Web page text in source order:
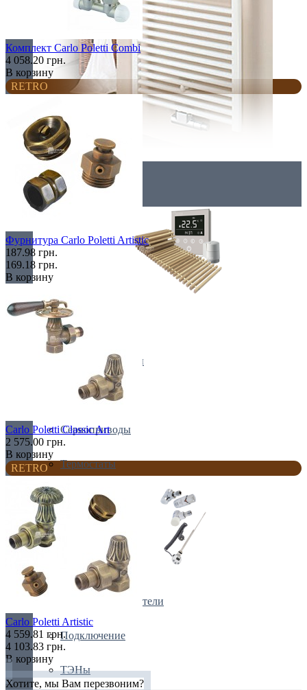
Комплектация
Блок питания
Краны и клапаны
Решетки
Сервоприводы
Термостаты
Все для полотенчиков
Вешалки и держатели
Подключение
ТЭНы
Комплект Carlo Poletti Combi
4 058.20 грн.
В корзину
RETRO
Фурнитура Carlo Poletti Artistic
187.98 грн.
169.18 грн.
В корзину
Carlo Poletti Classic Art
2 575.00 грн.
В корзину
RETRO
Carlo Poletti Artistic
4 559.81 грн.
4 103.83 грн.
В корзину
Хотите, мы Вам перезвоним?